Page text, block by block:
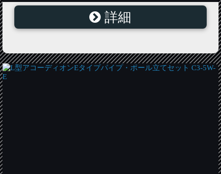
L型アコーディオンHタイプパイプ・ポール立てセット
詳細